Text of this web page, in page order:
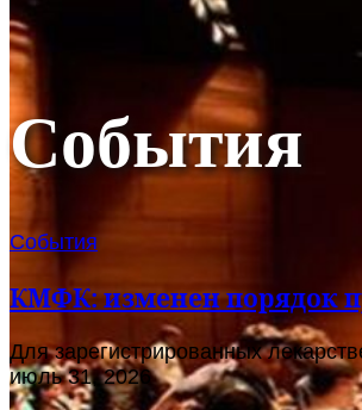
События
События
КМФК: изменен порядок
Для зарегистрированных
июль 31, 2026